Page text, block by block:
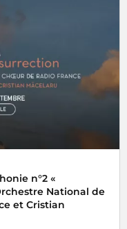
n°2 «
National de
et Cristian